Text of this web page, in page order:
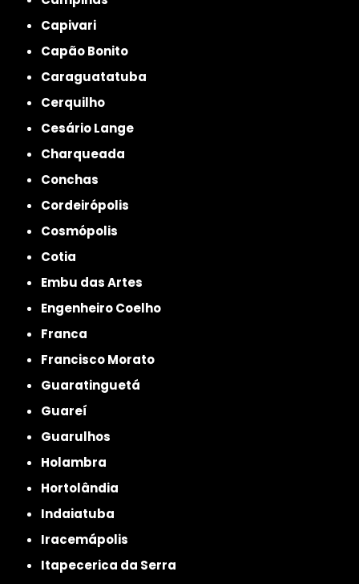
Capivari
Capão Bonito
Caraguatatuba
Cerquilho
Cesário Lange
Charqueada
Conchas
Cordeirópolis
Cosmópolis
Cotia
Embu das Artes
Engenheiro Coelho
Franca
Francisco Morato
Guaratinguetá
Guareí
Guarulhos
Holambra
Hortolândia
Indaiatuba
Iracemápolis
Itapecerica da Serra